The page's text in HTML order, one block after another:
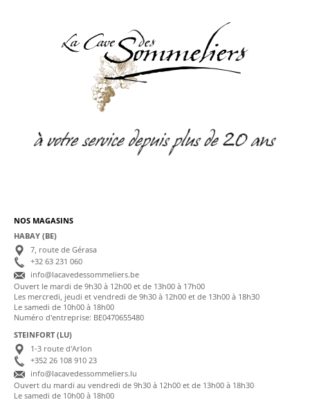
NOS MAGASINS
HABAY (BE)
7, route de Gérasa
+32 63 231 060
info@lacavedessommeliers.be
Ouvert le mardi de 9h30 à 12h00 et de 13h00 à 17h00
Les mercredi, jeudi et vendredi de 9h30 à 12h00 et de 13h00 à 18h30
Le samedi de 10h00 à 18h00
Numéro d'entreprise: BE0470655480
STEINFORT (LU)
1-3 route d'Arlon
+352 26 108 910 23
info@lacavedessommeliers.lu
Ouvert du mardi au vendredi de 9h30 à 12h00 et de 13h00 à 18h30
Le samedi de 10h00 à 18h00